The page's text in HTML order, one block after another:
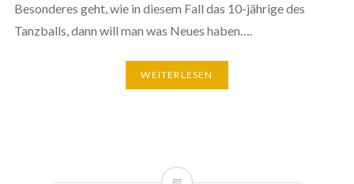
Besonderes geht, wie in diesem Fall das 10-jährige des
Tanzballs, dann will man was Neues haben….
WEITERLESEN